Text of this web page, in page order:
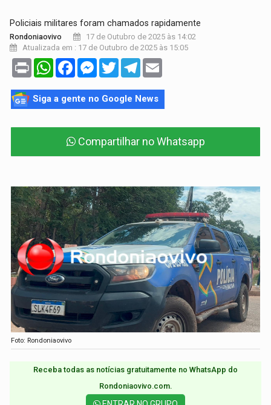
Policiais militares foram chamados rapidamente
Rondoniaovivo
17 de Outubro de 2025 às 14:02
Atualizada em : 17 de Outubro de 2025 às 15:05
Print WhatsAppFacebookMessenger
TwitterTelegram
Siga a gente no Google News
Compartilhar no Whatsapp
Foto: Rondoniaovivo
Receba todas as notícias gratuitamente no WhatsApp do
Rondoniaovivo.com.​